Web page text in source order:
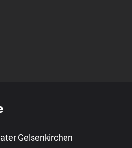
Gelsenkirchen